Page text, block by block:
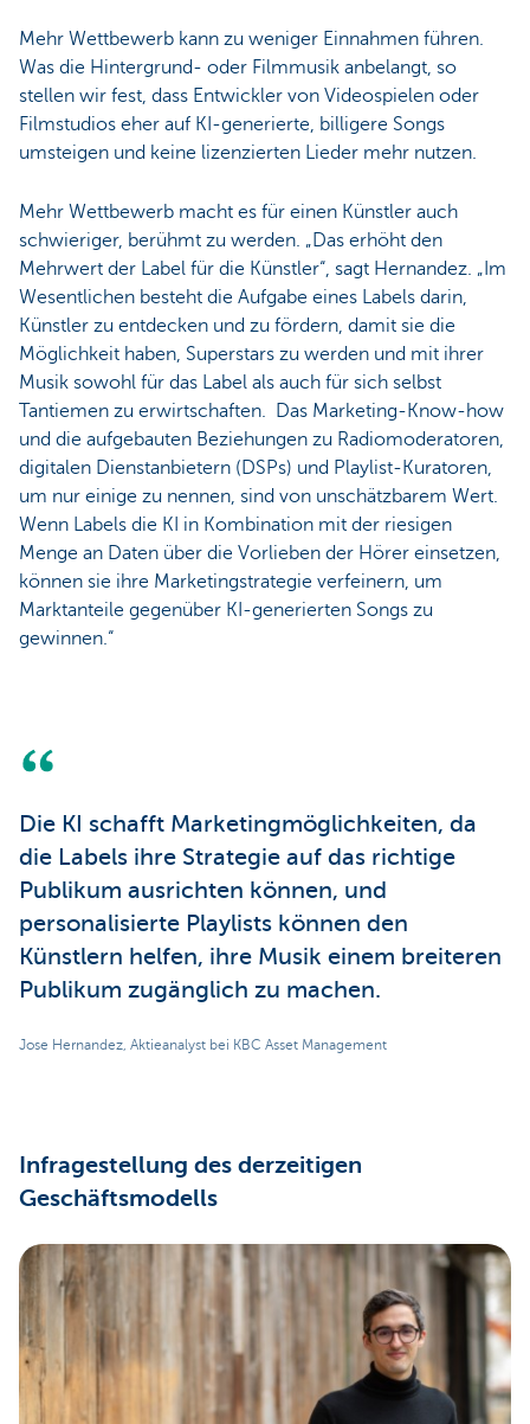
Mehr Wettbewerb kann zu weniger Einnahmen führen.
Was die Hintergrund- oder Filmmusik anbelangt, so
stellen wir fest, dass Entwickler von Videospielen oder
Filmstudios eher auf KI-generierte, billigere Songs
umsteigen und keine lizenzierten Lieder mehr nutzen.
Mehr Wettbewerb macht es für einen Künstler auch
schwieriger, berühmt zu werden. „Das erhöht den
Mehrwert der Label für die Künstler“, sagt Hernandez. „Im
Wesentlichen besteht die Aufgabe eines Labels darin,
Künstler zu entdecken und zu fördern, damit sie die
Möglichkeit haben, Superstars zu werden und mit ihrer
Musik sowohl für das Label als auch für sich selbst
Tantiemen zu erwirtschaften. Das Marketing-Know-how
und die aufgebauten Beziehungen zu Radiomoderatoren,
digitalen Dienstanbietern (DSPs) und Playlist-Kuratoren,
um nur einige zu nennen, sind von unschätzbarem Wert.
Wenn Labels die KI in Kombination mit der riesigen
Menge an Daten über die Vorlieben der Hörer einsetzen,
können sie ihre Marketingstrategie verfeinern, um
Marktanteile gegenüber KI-generierten Songs zu
gewinnen.“
Die KI schafft Marketingmöglichkeiten, da
die Labels ihre Strategie auf das richtige
Publikum ausrichten können, und
personalisierte Playlists können den
Künstlern helfen, ihre Musik einem breiteren
Publikum zugänglich zu machen.
Jose Hernandez, Aktieanalyst bei KBC Asset Management
Infragestellung des derzeitigen
Geschäftsmodells